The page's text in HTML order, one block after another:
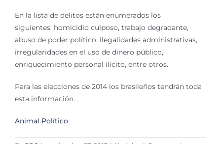
En la lista de delitos están enumerados los
siguientes: homicidio culposo, trabajo degradante,
abuso de poder político, ilegalidades administrativas,
irregularidades en el uso de dinero público,
enriquecimiento personal ilícito, entre otros.
Para las elecciones de 2014 los brasileños tendrán toda
esta información.
Animal Político